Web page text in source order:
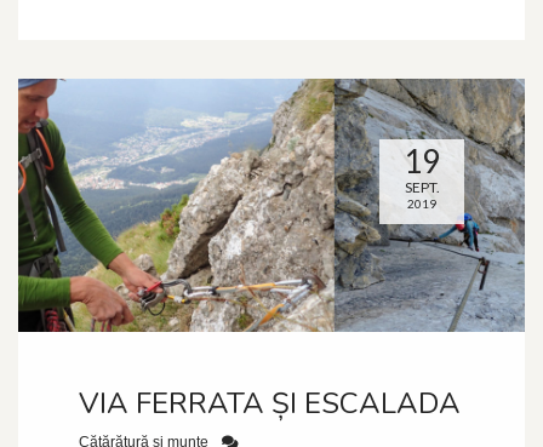
19
SEPT.
2019
VIA FERRATA ȘI ESCALADA
Căţărătură şi munte